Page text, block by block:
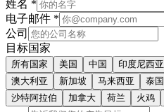
姓名 *
电子邮件 *
公司
目标国家
所有国家 美国 中国 印度尼西亚
澳大利亚
新加坡 马来西亚 泰国
沙特阿拉伯
加拿大 荷兰 火鸡